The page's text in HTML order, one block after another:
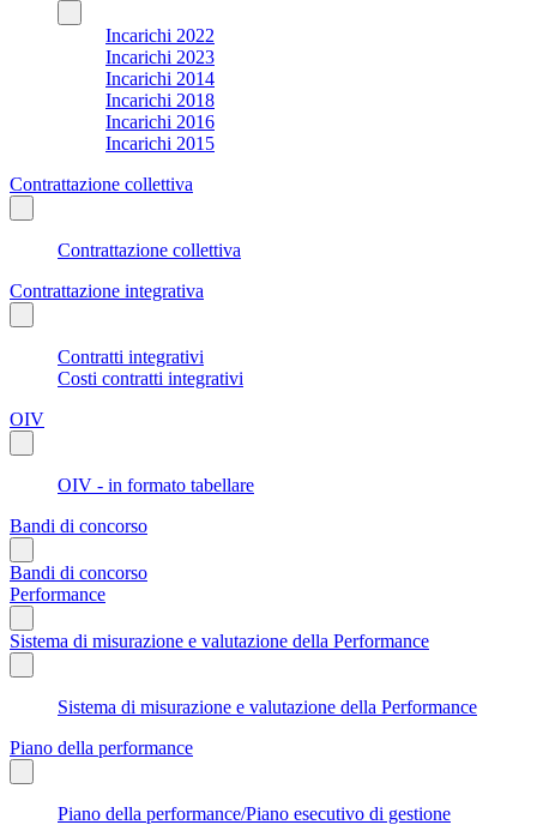
Incarichi 2022
Incarichi 2023
Incarichi 2014
Incarichi 2018
Incarichi 2016
Incarichi 2015
Contrattazione collettiva
Contrattazione collettiva
Contrattazione integrativa
Contratti integrativi
Costi contratti integrativi
OIV
OIV - in formato tabellare
Bandi di concorso
Bandi di concorso
Performance
Sistema di misurazione e valutazione della Performance
Sistema di misurazione e valutazione della Performance
Piano della performance
Piano della performance/Piano esecutivo di gestione